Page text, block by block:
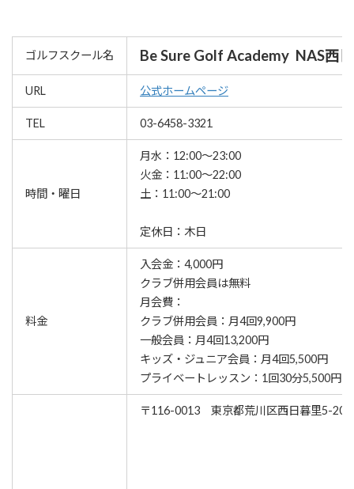
ゴルフスクール名 Be Sure Golf Academy NAS西
URL 公式ホームページ
TEL 03-6458-3321
時間・曜日
月水：12:00～23:00
火金：11:00～22:00
土：11:00～21:00
定休日：木日
料金
入会金：4,000円
クラブ併用会員は無料
月会費：
クラブ併用会員：月4回9,900円
一般会員：月4回13,200円
キッズ・ジュニア会員：月4回5,500円
プライベートレッスン：1回30分5,500円
〒116-0013 東京都荒川区西日暮里5-20-